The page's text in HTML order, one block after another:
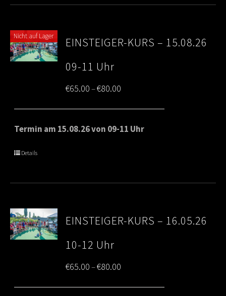
Nicht auf Lager
EINSTEIGER-KURS – 15.08.26
09-11 Uhr
€65.00–€80.00
range:
€65.00
Termin am 15.08.26 von 09-11 Uhr
Details
EINSTEIGER-KURS – 16.05.26
10-12 Uhr
€65.00–€80.00
range: